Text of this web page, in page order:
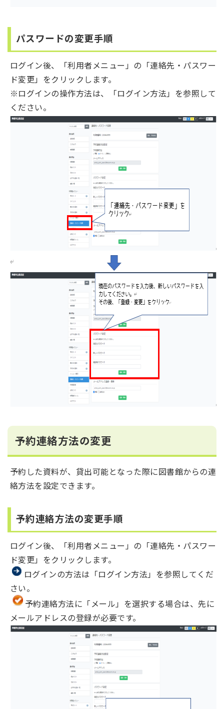
パスワードの変更手順
ログイン後、「利用者メニュー」の「連絡先・パスワー
ド変更」をクリックします。
※ログインの操作方法は、「ログイン方法」を参照して
ください。
予約連絡方法の変更
予約した資料が、貸出可能となった際に図書館からの連
絡方法を設定できます。
予約連絡方法の変更手順
ログイン後、「利用者メニュー」の「連絡先・パスワー
ド変更」をクリックします。
ログインの方法は「ログイン方法」を参照してくだ
さい。
予約連絡方法に「メール」を選択する場合は、先に
メールアドレスの登録が必要です。